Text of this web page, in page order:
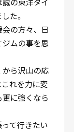
た。
の方々、日
ムの事を思
ら沢山の応
れを力に変
に強くなら
て行きたい